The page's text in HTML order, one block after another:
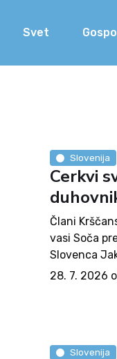
Svet
Slovenija
Cerkvi
Člani
vasi Soča
Slovenca
pričal o
28. 7. 2026
Slovenija